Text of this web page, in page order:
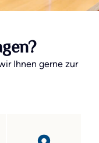
Ihnen gerne zur